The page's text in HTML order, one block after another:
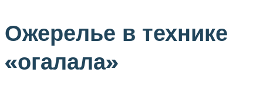
Ожерелье в технике
«огалала»